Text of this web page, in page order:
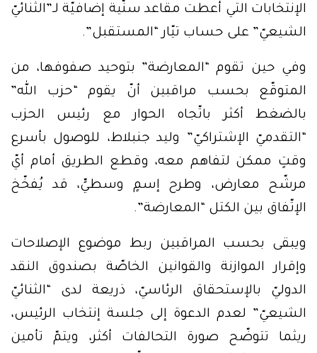
الإنتخابات التي أعطت مقاعد سنّية إضافيّة لـ”الثنائيّ
الشيعيّ” على حساب تيّار “المستقبل”.
وفي حين تقوم “المعارضة” بتوحيد صفوفها، من
المتوقّع بحسب مراقبين أنّ يقوم “حزب الله”
بالضغط أكثر باتّجاه الحوار مع رئيس الحزب
“التقدميّ الإشتراكيّ” وليد جنبلاط، للوصول بأسرع
وقتٍ ممكن لتفاهم معه، وقطع الطريق أمام أيّ
مرشّح معارض، وطرح إسمٍ وسطيٍّ، قد يُفخّخ
الإتّفاق بين الكتل “المعارضة”.
ويبقى بحسب المراقبين ربط موضوع الإصلاحات
وإقرار الموازنة والقوانين الخاصّة بصندوق النقد
الدوليّ بالإستحقاق الرئاسيّ، ذريعة لدى “الثنائيّ
الشيعيّ” لعدم الدعوة إلى جلسة إنتخاب الرئيس،
ريثما تتوضّح صورة التحالفات أكثر، ويتمّ تأمين